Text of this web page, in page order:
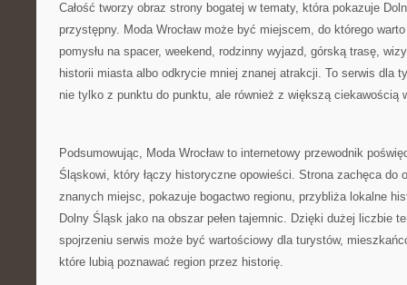
Całość tworzy obraz strony bogatej w tematy, która pokazuje
przystępny. Moda Wrocław może być miejscem, do którego
pomysłu na spacer, weekend, rodzinny wyjazd, górską trasę,
historii miasta albo odkrycie mniej znanej atrakcji. To serwis dla
nie tylko z punktu do punktu, ale również z większą ciekawością
Podsumowując, Moda Wrocław to internetowy przewodnik
Śląskowi, który łączy historyczne opowieści. Strona zachęca do
znanych miejsc, pokazuje bogactwo regionu, przybliża lokalne
Dolny Śląsk jako na obszar pełen tajemnic. Dzięki dużej liczbie
spojrzeniu serwis może być wartościowy dla turystów,
które lubią poznawać region przez historię.